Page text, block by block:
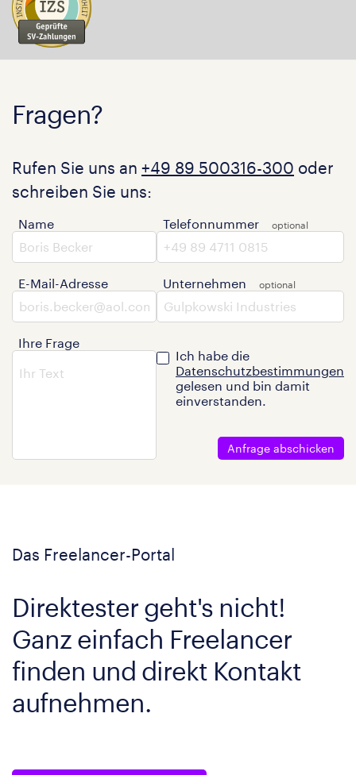
Fragen?
Rufen Sie uns an +49 89 500316-300 oder
schreiben Sie uns:
Name
E-Mail-Adresse
Ihre Frage
Telefonnummer
Unternehmen
Ich habe die
Datenschutzbestimmungen
gelesen und bin damit
einverstanden.
Anfrage abschicken
Das Freelancer-Portal
Direktester geht's nicht!
Ganz einfach Freelancer
finden und direkt Kontakt
aufnehmen.